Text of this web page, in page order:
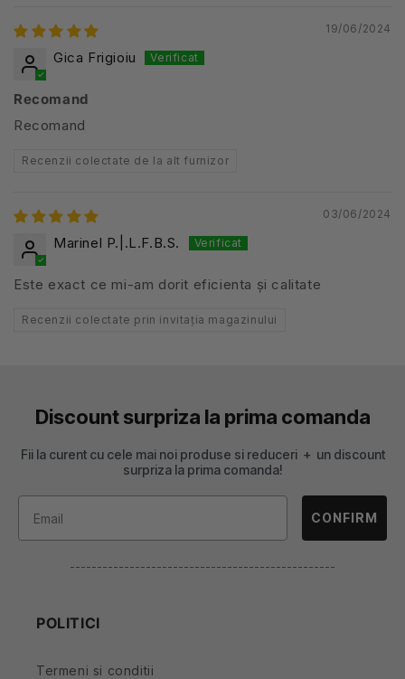
19/06/2024
Gica Frigioiu
Recomand
Recomand
Recenzii colectate de la alt furnizor
03/06/2024
Marinel P.|.L.F.B.S.
Este exact ce mi-am dorit eficienta și calitate
Recenzii colectate prin invitația magazinului
Discount surpriza la prima comanda
Fii la curent cu cele mai noi produse si reduceri + un discount
surpriza la prima comanda!
CONFIRM
-------------------------------------------------
POLITICI
Termeni si conditii